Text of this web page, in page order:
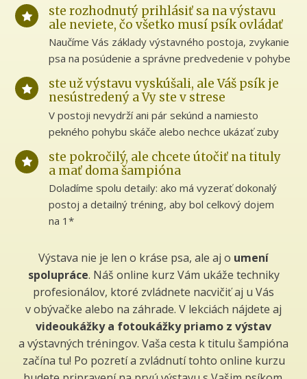
ste rozhodnutý prihlásiť sa na výstavu
ale neviete, čo všetko musí psík ovládať
Naučíme Vás základy výstavného postoja, zvykanie
psa na posúdenie a správne predvedenie v pohybe
ste už výstavu vyskúšali, ale Váš psík je
nesústredený a Vy ste v strese
V postoji nevydrží ani pár sekúnd a namiesto
pekného pohybu skáče alebo nechce ukázať zuby
ste pokročilý, ale chcete útočiť na tituly
a mať doma šampióna
Doladíme spolu detaily: ako má vyzerať dokonalý
postoj a detailný tréning, aby bol celkový dojem
na 1*
Výstava nie je len o kráse psa, ale aj o umení
spolupráce. Náš online kurz Vám ukáže techniky
profesionálov, ktoré zvládnete nacvičiť aj u Vás
v obývačke alebo na záhrade. V lekciách nájdete aj
videoukážky a fotoukážky priamo z výstav
a výstavných tréningov. Vaša cesta k titulu šampióna
začína tu! Po pozretí a zvládnutí tohto online kurzu